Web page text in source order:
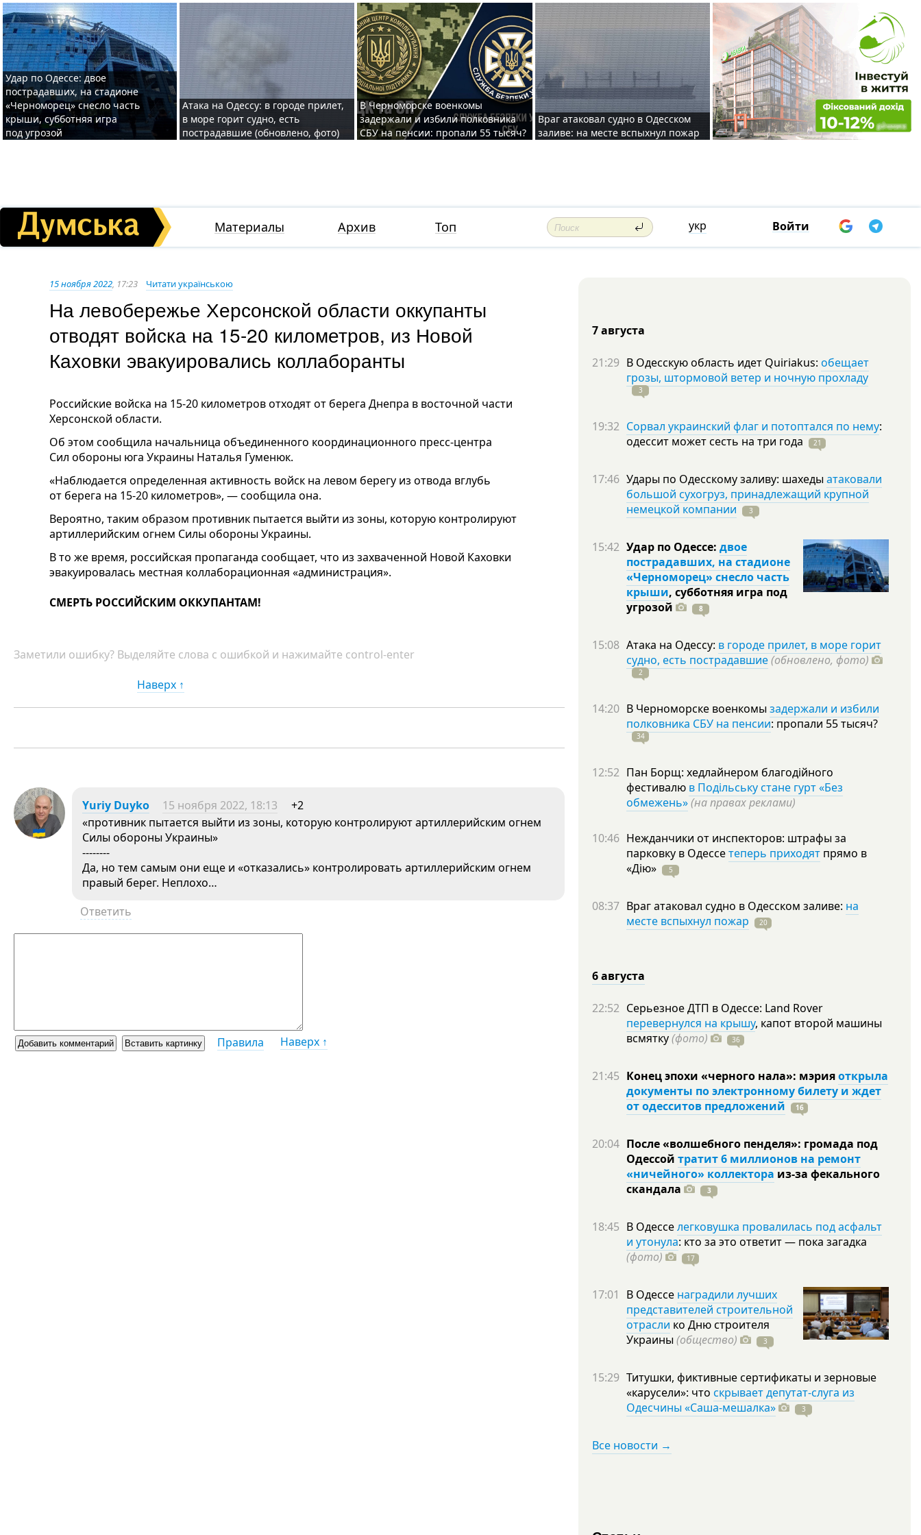
Удар по Одессе: двое
пострадавших, на стадионе
«Черноморец» снесло часть
крыши, субботняя игра
под угрозой
Атака на Одессу: в городе прилет,
в море горит судно, есть
пострадавшие (обновлено, фото)
В Черноморске военкомы
задержали и избили полковника
СБУ на пенсии: пропали 55 тысяч?
Враг атаковал судно в Одесском
заливе: на месте вспыхнул пожар
Материалы Архив Топ укр Войти
15 ноября 2022, 17:23 Читати українською
На левобережье Херсонской области оккупанты
отводят войска на 15-20 километров, из Новой
Каховки эвакуировались коллаборанты
Российские войска на 15-20 километров отходят от берега Днепра в восточной части
Херсонской области.
Об этом сообщила начальница объединенного координационного пресс-центра
Сил обороны юга Украины Наталья Гуменюк.
«Наблюдается определенная активность войск на левом берегу из отвода вглубь
от берега на 15-20 километров», — сообщила она.
Вероятно, таким образом противник пытается выйти из зоны, которую контролируют
артиллерийским огнем Силы обороны Украины.
В то же время, российская пропаганда сообщает, что из захваченной Новой Каховки
эвакуировалась местная коллаборационная «администрация».
СМЕРТЬ РОССИЙСКИМ ОККУПАНТАМ!
Заметили ошибку? Выделяйте слова с ошибкой и нажимайте control-enter
Наверх ↑
Yuriy Duyko 15 ноября 2022, 18:13
+2
«противник пытается выйти из зоны, которую контролируют артиллерийским огнем
Силы обороны Украины»
--------
Да, но тем самым они еще и «отказались» контролировать артиллерийским огнем
правый берег. Неплохо…
Ответить
Правила Наверх ↑
7 августа
21:29 В Одесскую область идет Quiriakus: обещает
грозы, штормовой ветер и ночную прохладу
3
19:32 Сорвал украинский флаг и потоптался по нему:
одессит может сесть на три года 21
17:46 Удары по Одесскому заливу: шахеды атаковали
большой сухогруз, принадлежащий крупной
немецкой компании
3
15:42 Удар по Одессе: двое
пострадавших, на стадионе
«Черноморец» снесло часть
крыши, субботняя игра под
угрозой
8
15:08 Атака на Одессу: в городе прилет, в море горит
судно, есть пострадавшие(обновлено, фото)
2
14:20 В Черноморске военкомы задержали и избили
полковника СБУ на пенсии: пропали 55тысяч?
34
12:52 Пан Борщ: хедлайнером благодійного
фестивалю в Подільську стане гурт «Без
обмежень»(на правах реклами)
10:46 Нежданчики от инспекторов: штрафы за
парковку в Одессетеперь приходят прямо в
«Дію»
5
08:37 Враг атаковал судно в Одесском заливе: на
месте вспыхнул пожар
20
6 августа
22:52 Серьезное ДТП в Одессе: Land Rover
перевернулся на крышу, капот второй машины
всмятку(фото) 36
21:45 Конец эпохи «черного нала»: мэрияоткрыла
документы по электронному билету и ждет
от одесситов предложений
16
20:04 После «волшебного пенделя»: громада под
Одессой тратит 6 миллионов на ремонт
«ничейного» коллектора из-за фекального
скандала
3
18:45 В Одесселегковушка провалилась под асфальт
и утонула: кто за это ответит — пока загадка
(фото)
17
17:01 В Одессе наградили лучших
представителей строительной
отрасли ко Дню строителя
Украины (общество) 3
15:29 Титушки, фиктивные сертификаты и зерновые
«карусели»: что скрывает депутат-слуга из
Одесчины «Саша-мешалка»
3
Все новости →